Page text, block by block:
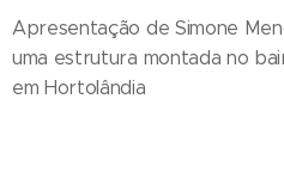
Apresentação de Simone
uma estrutura montada no
em Hortolândia